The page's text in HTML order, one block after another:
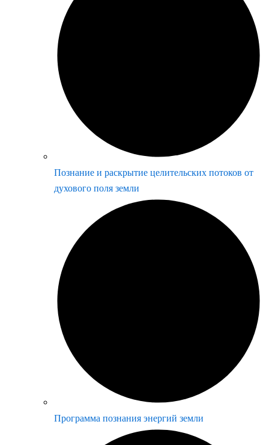
Познание и раскрытие целительских потоков от
духового поля земли
Программа познания энергий земли